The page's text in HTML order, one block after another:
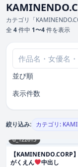
カテゴリ「
全 4件中 1〜4件を表示
並び順
表示件数
絞り込み: カテゴリ:
d_122613
【KAMINENDO.CORP
がくえん
中出し